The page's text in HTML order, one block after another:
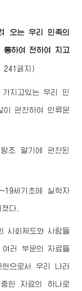
오는 우리 민족의
통하여 전하여 지고
241페지)
지고있는 우리 민
이 편찬하여 인류문
조 말기에 편찬된
세기초에 실학자
다.
사회제도와 사람들
러 부문의 자료들
으로서 우리 나라
한 자료의 하나로